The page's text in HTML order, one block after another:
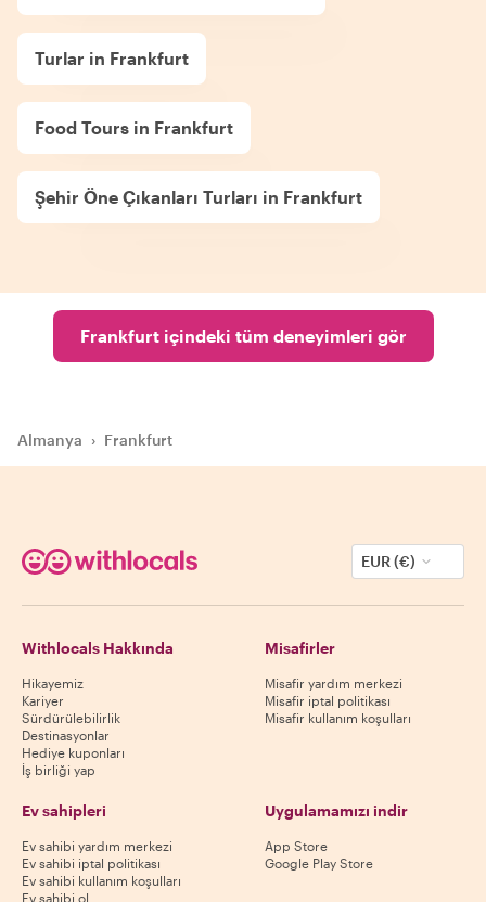
Turlar in Frankfurt
Food Tours in Frankfurt
Şehir Öne Çıkanları Turları in Frankfurt
Frankfurt içindeki tüm deneyimleri gör
Almanya › Frankfurt
EUR (€)
Withlocals Hakkında
Hikayemiz
Kariyer
Sürdürülebilirlik
Destinasyonlar
Hediye kuponları
İş birliği yap
Misafirler
Misafir yardım merkezi
Misafir iptal politikası
Misafir kullanım koşulları
Ev sahipleri
Ev sahibi yardım merkezi
Ev sahibi iptal politikası
Ev sahibi kullanım koşulları
Ev sahibi ol
Uygulamamızı indir
App Store
Google Play Store